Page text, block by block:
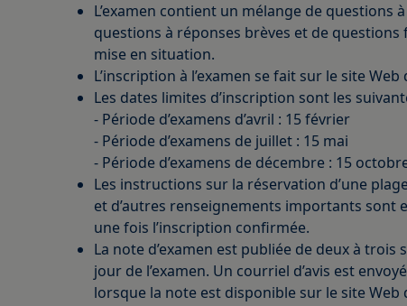
L’examen contient un mélange de questions
questions à réponses brèves et de questions
mise en situation.
L’inscription à l’examen se fait sur le site Web
Les dates limites d’inscription sont les
- Période d’examens d’avril : 15 février
- Période d’examens de juillet : 15 mai
- Période d’examens de décembre : 15
Les instructions sur la réservation d’une
et d’autres renseignements importants sont
une fois l’inscription confirmée.
La note d’examen est publiée de deux à trois
jour de l’examen. Un courriel d’avis est
lorsque la note est disponible sur le site Web